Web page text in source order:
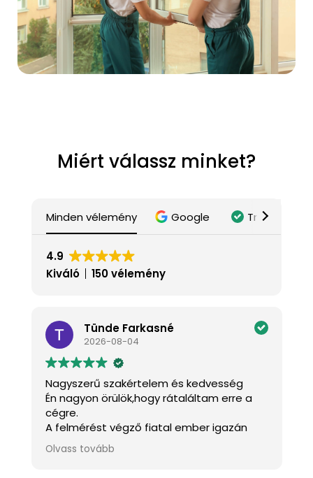
Miért válassz minket?
Minden vélemény Google Trustindex
4.9
Kiváló
150 vélemény
Tünde Farkasné
2026-08-04
Nagyszerű szakértelem és kedvesség
Én nagyon örülök,hogy rátaláltam erre a
cégre.
A felmérést végző fiatal ember igazán
kedves és mindenben tanácsot adott.A
szakemberek pontosak,kedvesek és szép
Olvass tovább